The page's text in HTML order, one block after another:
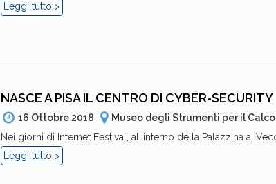
Leggi tutto >
NASCE A PISA IL CENTRO DI CYBER-SECURITY
16 Ottobre 2018
Museo degli Strumenti per il
Nei giorni di Internet Festival, all’interno della Palazzina ai
Leggi tutto >